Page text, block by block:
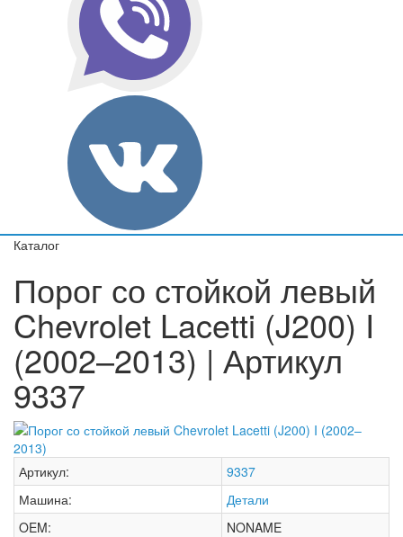
Каталог
Порог со стойкой левый
Chevrolet Lacetti (J200) I
(2002–2013) | Артикул
9337
Артикул:
9337
Машина:
Детали
OEM:
NONAME